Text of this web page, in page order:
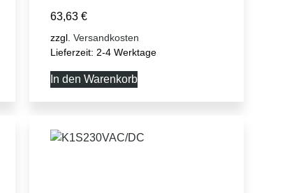
63,63€
zzgl.Versandkosten
Lieferzeit: 2-4 Werktage
In den Warenkorb